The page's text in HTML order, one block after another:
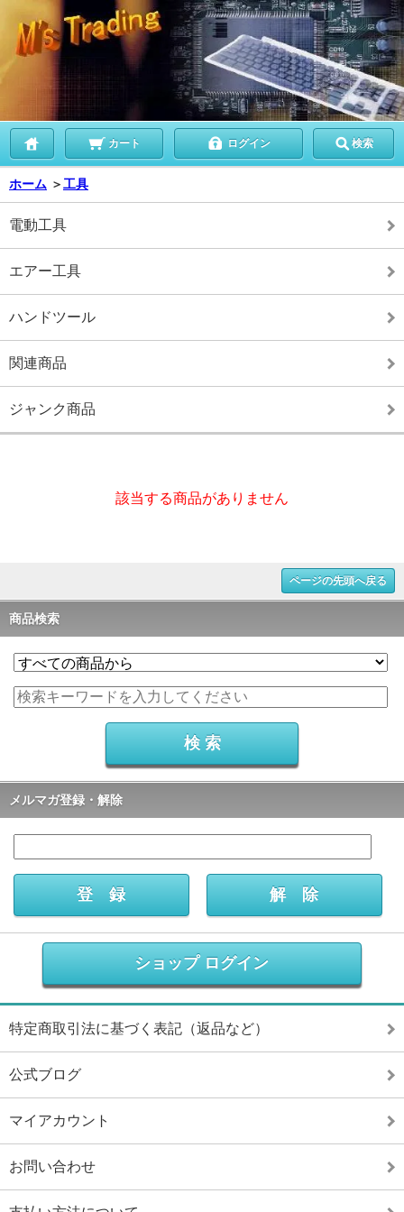
カート ログイン 検索
ホーム ＞工具
電動工具
エアー工具
ハンドツール
関連商品
ジャンク商品
該当する商品がありません
ページの先頭へ戻る
商品検索
メルマガ登録・解除
ショップ ログイン
特定商取引法に基づく表記（返品など）
公式ブログ
マイアカウント
お問い合わせ